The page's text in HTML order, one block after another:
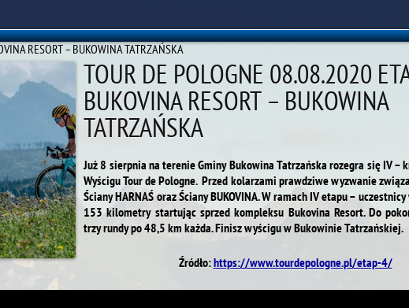
RESORT – BUKOWINA TATRZAŃSKA
TOUR DE POLOGNE 08.08.2020
BUKOVINA RESORT – BUKOWINA
TATRZAŃSKA
Już 8 sierpnia na terenie Gminy Bukowina Tatrzańska rozegra się IV –
Wyścigu Tour de Pologne. Przed kolarzami prawdziwe wyzwanie
Ściany HARNAŚ oraz Ściany BUKOVINA. W ramach IV etapu –
153 kilometry startując sprzed kompleksu Bukovina Resort. Do
trzy rundy po 48,5 km każda. Finisz wyścigu w Bukowinie Tatrzańskiej.
Źródło: https://www.tourdepologne.pl/etap-4/